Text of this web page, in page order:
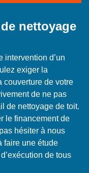
nettoyage
intervention d’un
exiger la
couverture de votre
de ne pas
de nettoyage de toit.
le financement de
hésiter à nous
faire une étude
de tous